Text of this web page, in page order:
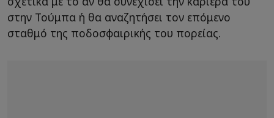
στην Τούμπα ή θα αναζητήσει τον επόμενο
σταθμό της ποδοσφαιρικής του πορείας.